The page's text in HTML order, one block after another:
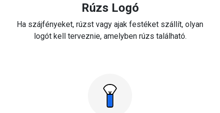
Rúzs Logó
Ha szájfényeket, rúzst vagy ajak festéket szállít, olyan
logót kell terveznie, amelyben rúzs található.